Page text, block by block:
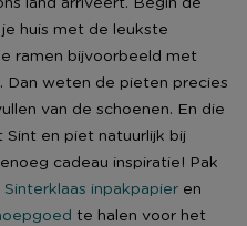
huis met de leukste
ramen bijvoorbeeld met
Dan weten de pieten precies
van de schoenen. En die
Sint en piet natuurlijk bij
cadeau inspiratie! Pak
Sinterklaas inpakpapier en
te halen voor het